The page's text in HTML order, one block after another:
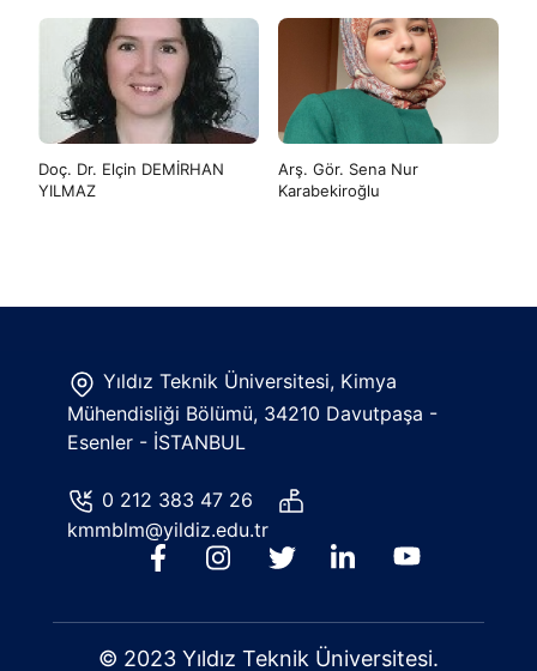
Doç. Dr. Elçin DEMİRHAN
YILMAZ
Arş. Gör. Sena Nur
Karabekiroğlu
Yıldız Teknik Üniversitesi, Kimya
Mühendisliği Bölümü, 34210 Davutpaşa -
Esenler - İSTANBUL
0 212 383 47 26
kmmblm@yildiz.edu.tr
© 2023 Yıldız Teknik Üniversitesi.